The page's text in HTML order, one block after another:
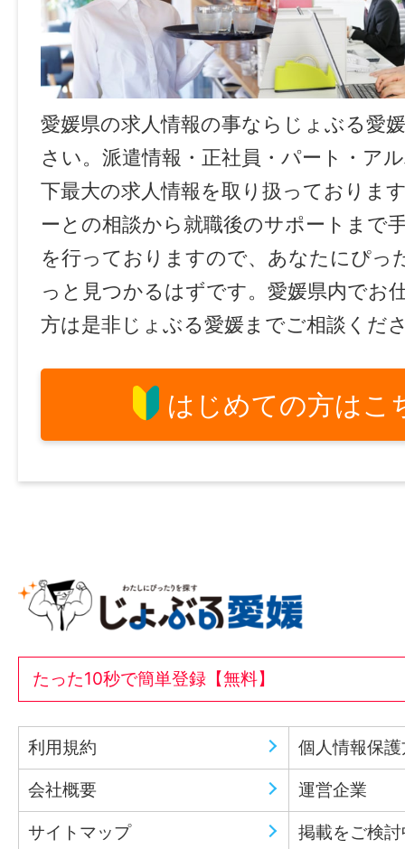
愛媛県の求人情報の事ならじょぶる愛
さい。派遣情報・正社員・パート・ア
下最大の求人情報を取り扱っておりま
ーとの相談から就職後のサポートまで
を行っておりますので、あなたにぴっ
っと見つかるはずです。愛媛県内でお
方は是非じょぶる愛媛までご相談くだ
はじめての方はこ
たった10秒で簡単登録【無料】
利用規約 個人情報保
会社概要 運営企業
サイトマップ 掲載をご検